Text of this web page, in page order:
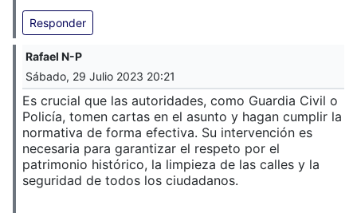
Responder
Rafael N-P
Sábado, 29 Julio 2023 20:21
Es crucial que las autoridades, como Guardia Civil o
Policía, tomen cartas en el asunto y hagan cumplir la
normativa de forma efectiva. Su intervención es
necesaria para garantizar el respeto por el
patrimonio histórico, la limpieza de las calles y la
seguridad de todos los ciudadanos.